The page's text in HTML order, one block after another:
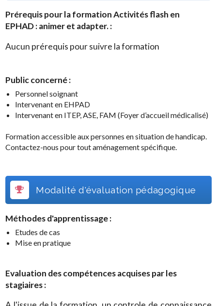
Prérequis pour la formationActivités flash en
EPHAD : animer et adapter.:
Aucun prérequis pour suivre la formation
Public concerné :
Personnel soignant
Intervenant en EHPAD
Intervenant en ITEP, ASE, FAM (Foyer d’accueil médicalisé)
Formation accessible aux personnes en situation de handicap.
Contactez-nous pour tout aménagement spécifique.
Modalité d'évaluation pédagogique
Méthodes d'apprentissage :
Etudes de cas
Mise en pratique
Evaluation des compétences acquises par les
stagiaires :